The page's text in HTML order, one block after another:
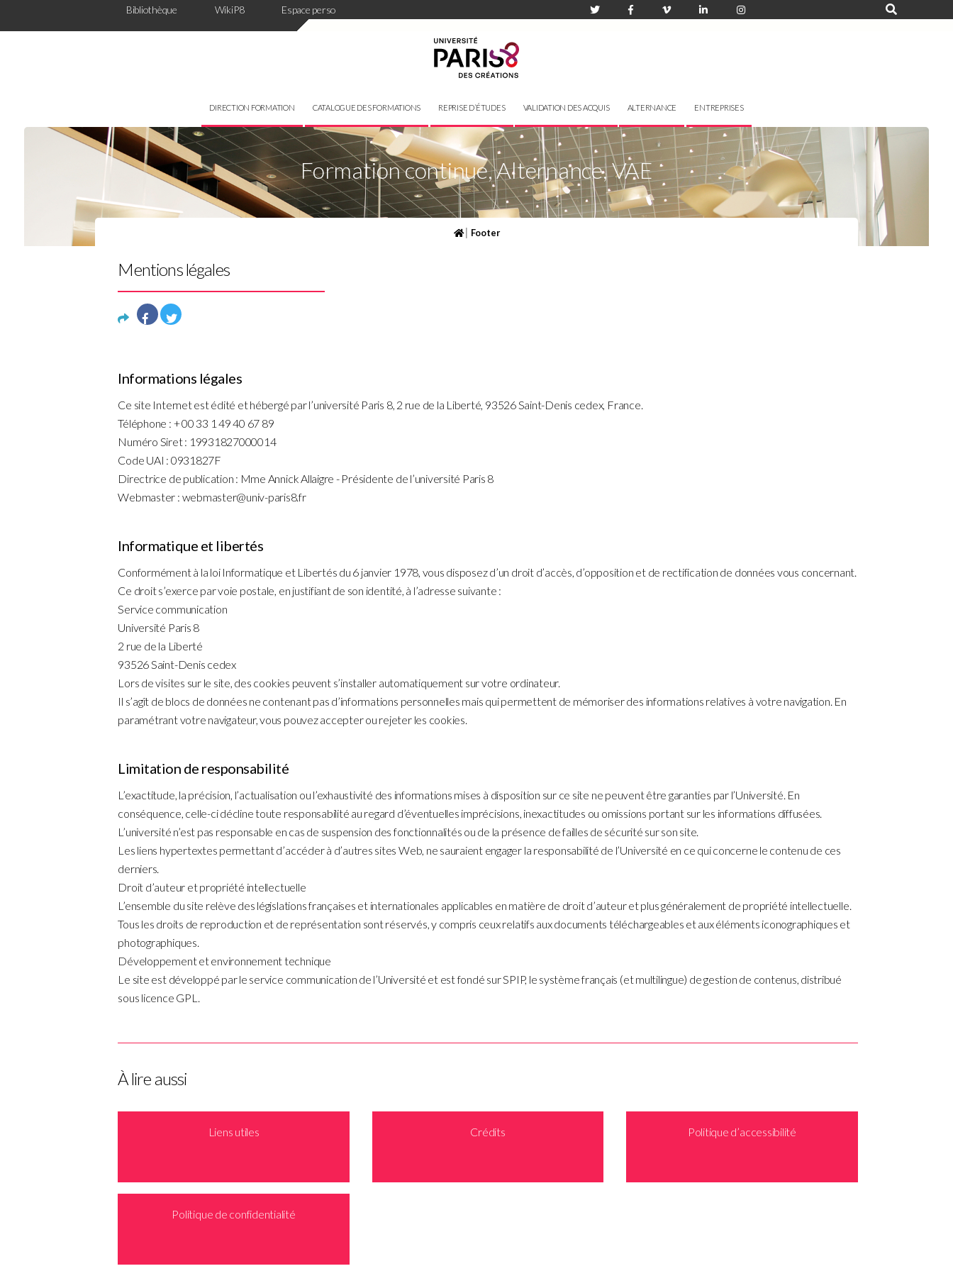
Panneau de gestion des cookiesBibliothèque WikiP8 Espace perso
DIRECTION FORMATION CATALOGUE DES FORMATIONS REPRISE D’ÉTUDES VALIDATION DES ACQUIS ALTERNANCE ENTREPRISES
Formation continue, Alternance, VAE
| Footer
Mentions légales
Informations légales
Ce site Internet est édité et hébergé par l’université Paris 8, 2 rue de la Liberté, 93526 Saint-Denis cedex, France.
Téléphone : + 00 33 1 49 40 67 89
Numéro Siret : 19931827000014
Code UAI : 0931827F
Directrice de publication : Mme Annick Allaigre - Présidente de l’université Paris 8
Webmaster : webmaster@univ-paris8.fr
Informatique et libertés
Conformément à la loi Informatique et Libertés du 6 janvier 1978, vous disposez d’un droit d’accès, d’opposition et de rectification de données vous concernant.
Ce droit s’exerce par voie postale, en justifiant de son identité, à l’adresse suivante :
Service communication
Université Paris 8
2 rue de la Liberté
93526 Saint-Denis cedex
Lors de visites sur le site, des cookies peuvent s’installer automatiquement sur votre ordinateur.
Il s’agît de blocs de données ne contenant pas d’informations personnelles mais qui permettent de mémoriser des informations relatives à votre navigation. En
paramétrant votre navigateur, vous pouvez accepter ou rejeter les cookies.
Limitation de responsabilité
L’exactitude, la précision, l’actualisation ou l’exhaustivité des informations mises à disposition sur ce site ne peuvent être garanties par l’Université. En
conséquence, celle-ci décline toute responsabilité au regard d’éventuelles imprécisions, inexactitudes ou omissions portant sur les informations diffusées.
L’université n’est pas responsable en cas de suspension des fonctionnalités ou de la présence de failles de sécurité sur son site.
Les liens hypertextes permettant d’accéder à d’autres sites Web, ne sauraient engager la responsabilité de l’Université en ce qui concerne le contenu de ces
derniers.
Droit d’auteur et propriété intellectuelle
L’ensemble du site relève des législations françaises et internationales applicables en matière de droit d’auteur et plus généralement de propriété intellectuelle.
Tous les droits de reproduction et de représentation sont réservés, y compris ceux relatifs aux documents téléchargeables et aux éléments iconographiques et
photographiques.
Développement et environnement technique
Le site est développé par le service communication de l’Université et est fondé sur SPIP, le système français (et multilingue) de gestion de contenus, distribué
sous licence GPL.
À lire aussi
Liens utiles Crédits Politique d’accessibilité
Politique de confidentialité